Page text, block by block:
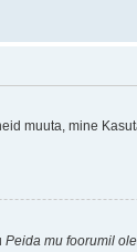
muuta, mine
Peida mu foorumil